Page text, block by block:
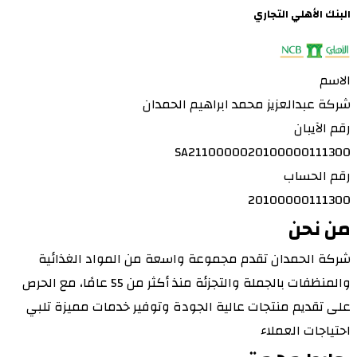
تبوك
تاروت
تيماء
ثول
طريف
تربه
املج
عنيزة
يدمة
ينبع
ظهران الجنوب
الدرب
الافلاج
الهفوف - الاحساء
الجبيل
الخفجي
المدينة المنورة
المذنب
القطيف
النعيرية
الرس
عرعر
الشماسية
الطائف
بلجرشي
بيشة
البنك الأهلي التجاري
الاسم
شركة عبدالعزيز محمد ابراهيم الحمدان
رقم الآيبان
SA2110000020100000111300
رقم الحساب
20100000111300
من نحن
شركة الحمدان تقدم مجموعة واسعة من المواد الغذائية
والمنظفات بالجملة والتجزئة منذ أكثر من 55 عامًا، مع الحرص
على تقديم منتجات عالية الجودة وتوفير خدمات مميزة تلبي
احتياجات العملاء